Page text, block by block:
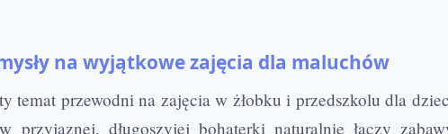
na wyjątkowe zajęcia dla maluchów
temat przewodni na zajęcia w żłobku i przedszkolu dla
długoszyjej bohaterki naturalnie łączy